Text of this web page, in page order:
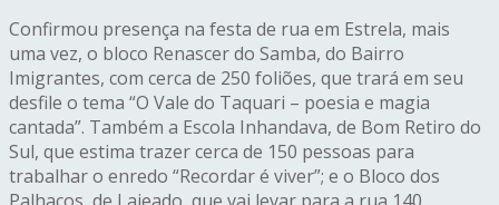
Confirmou presença na festa de rua em Estrela, mais
uma vez, o bloco Renascer do Samba, do Bairro
Imigrantes, com cerca de 250 foliões, que trará em seu
desfile o tema “O Vale do Taquari – poesia e magia
cantada”. Também a Escola Inhandava, de Bom Retiro do
Sul, que estima trazer cerca de 150 pessoas para
trabalhar o enredo “Recordar é viver”; e o Bloco dos